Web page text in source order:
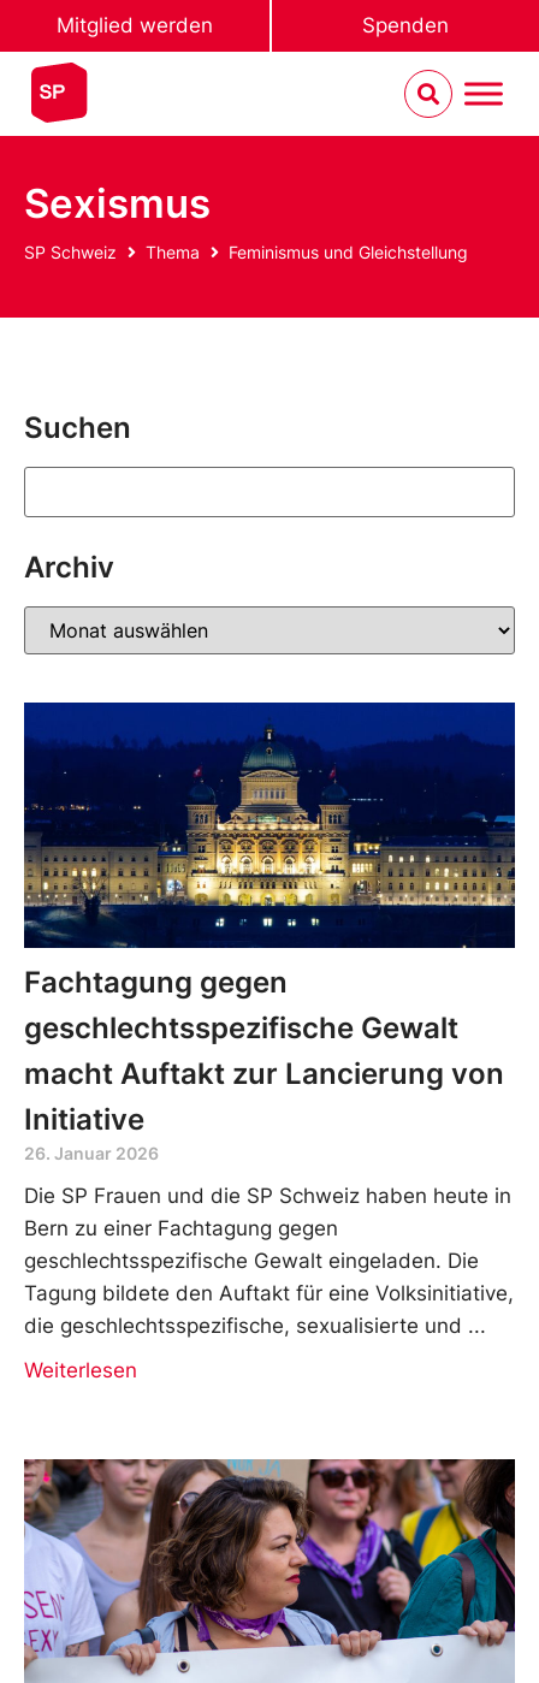
Mitglied werden Spenden
Sexismus
SP Schweiz Thema Feminismus und Gleichstellung
Suchen
Archiv
Fachtagung gegen
geschlechtsspezifische Gewalt
macht Auftakt zur Lancierung von
Initiative
26. Januar 2026
Die SP Frauen und die SP Schweiz haben heute in
Bern zu einer Fachtagung gegen
geschlechtsspezifische Gewalt eingeladen. Die
Tagung bildete den Auftakt für eine Volksinitiative,
die geschlechtsspezifische, sexualisierte und
Weiterlesen